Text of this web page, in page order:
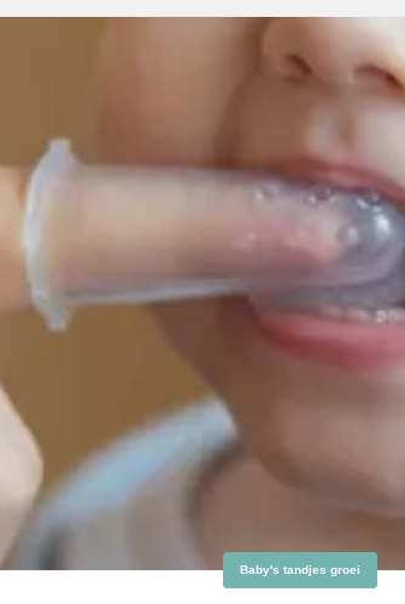
Baby's tandjes groei